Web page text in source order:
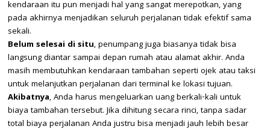
kendaraan itu pun menjadi hal yang sangat merepotkan, yang
pada akhirnya menjadikan seluruh perjalanan tidak efektif sama
sekali.
Belum selesai di situ, penumpang juga biasanya tidak bisa
langsung diantar sampai depan rumah atau alamat akhir. Anda
masih membutuhkan kendaraan tambahan seperti ojek atau taksi
untuk melanjutkan perjalanan dari terminal ke lokasi tujuan.
Akibatnya, Anda harus mengeluarkan uang berkali-kali untuk
biaya tambahan tersebut. Jika dihitung secara rinci, tanpa sadar
total biaya perjalanan Anda justru bisa menjadi jauh lebih besar